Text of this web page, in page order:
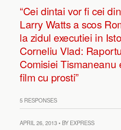
“Cei dintai vor fi cei
Larry Watts a scos
la zidul executiei in
Corneliu Vlad:
Comisiei Tismaneanu
film cu prosti”
5 RESPONSES
APRIL 26, 2013 • BY EXPRESS